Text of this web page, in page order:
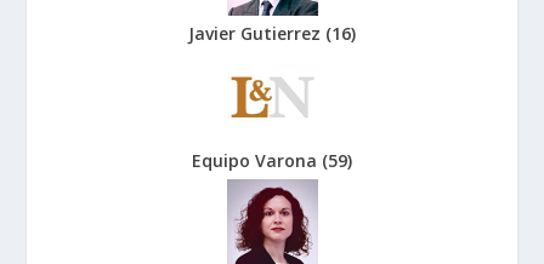
Javier Gutierrez (16)
Equipo Varona (59)